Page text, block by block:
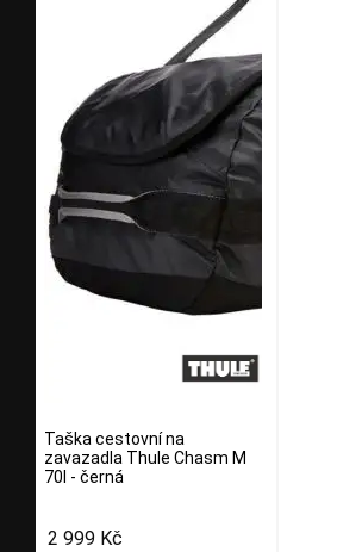
Taška cestovní na
zavazadla Thule Chasm M
70l - černá
2 999 Kč